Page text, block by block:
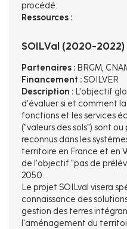
procédé.
Ressources :
SOILVal (2020-2022)
Partenaires : BRGM,
Financement :SOILVER
Description : L'objectif
d'évaluer si et comment
fonctions et les services
("valeurs des sols") sont
reconnus dans les
territoire en France et en
de l'objectif "pas de
2050.
Le projet SOILval visera
connaissance des
gestion des terres
l'aménagement du